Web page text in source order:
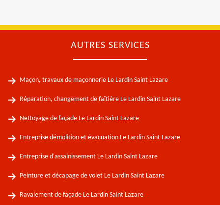
AUTRES SERVICES
Maçon, travaux de maçonnerie Le Lardin Saint Lazare
Réparation, changement de faîtière Le Lardin Saint Lazare
Nettoyage de façade Le Lardin Saint Lazare
Entreprise démolition et évacuation Le Lardin Saint Lazare
Entreprise d'assainissement Le Lardin Saint Lazare
Peinture et décapage de volet Le Lardin Saint Lazare
Ravalement de façade Le Lardin Saint Lazare